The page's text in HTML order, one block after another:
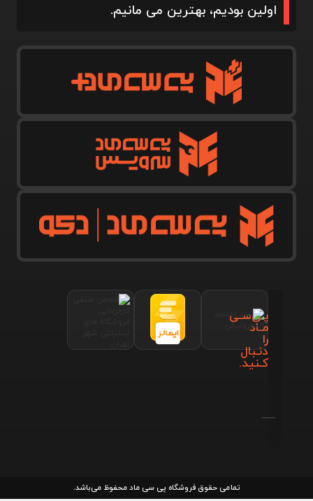
اولین بودیم، بهترین می مانیم.
پـی‌سـی
مـاد
را
دنـبال
کـنید.
تمامی حقوق فروشگاه پی سی ماد محفوظ می‌باشد.